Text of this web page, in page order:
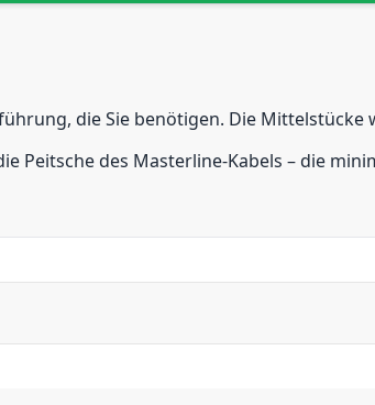
die Sie benötigen. Die
Peitsche des Masterline-Kabels – die